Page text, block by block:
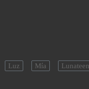
Luz Mía Lunateen